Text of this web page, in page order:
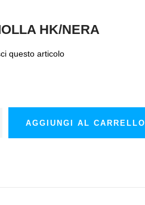
HK/NERA
questo articolo
AGGIUNGI AL CARRELLO